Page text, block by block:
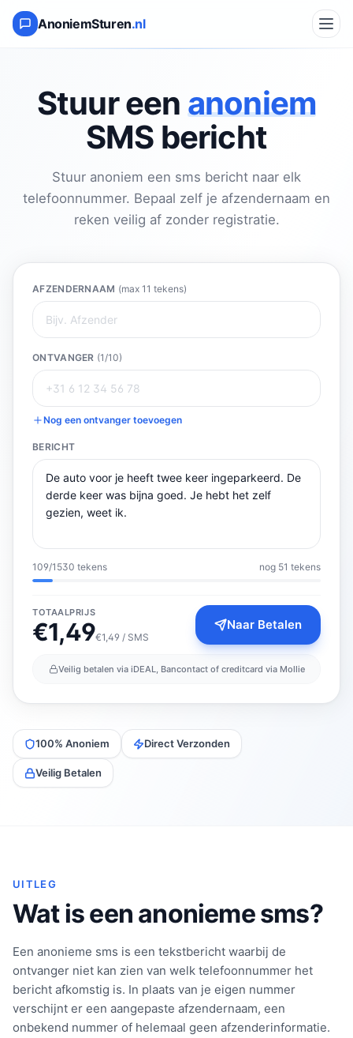
AnoniemSturen.nl
Stuur een anoniem
SMS bericht
Stuur anoniem een sms bericht naar elk
telefoonnummer. Bepaal zelf je afzendernaam en
reken veilig af zonder registratie.
AFZENDERNAAM (max 11 tekens)
ONTVANGER (1/10)
Nog een ontvanger toevoegen
BERICHT
109/1530 tekens nog 51 tekens
TOTAALPRIJS
€1,49€1,49 / SMS
Naar Betalen
Veilig betalen via iDEAL, Bancontact of creditcard via Mollie
100% Anoniem Direct Verzonden
Veilig Betalen
UITLEG
Wat is een anonieme sms?
Een anonieme sms is een tekstbericht waarbij de
ontvanger niet kan zien van welk telefoonnummer het
bericht afkomstig is. In plaats van je eigen nummer
verschijnt er een aangepaste afzendernaam, een
onbekend nummer of helemaal geen afzenderinformatie.